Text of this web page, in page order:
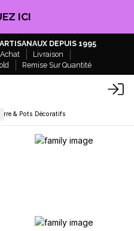
ICI
DEPUIS 1995
Livraison
Remise Sur Quantité
& Pots Décoratifs